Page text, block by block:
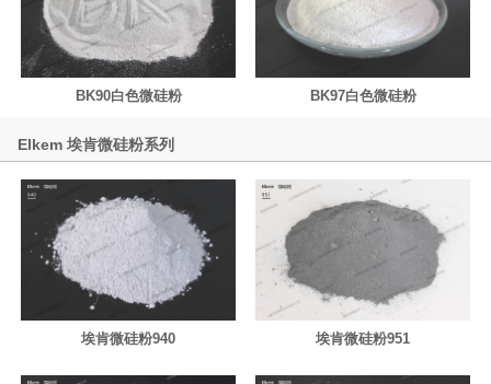
BK90白色微硅粉 BK97白色微硅粉
Elkem 埃肯微硅粉系列
埃肯微硅粉940 埃肯微硅粉951